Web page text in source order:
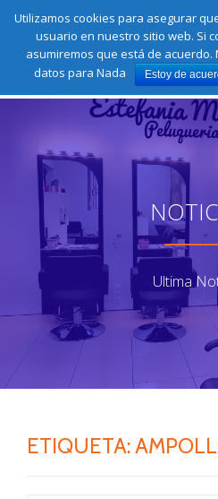
contenido
Llámamos:622 44 00 31
Ultima
ETIQUETA:
Utilizamos cookies para asegurar
usuario en nuestro sitio web. Si
asumiremos que está de acuerdo.
datos para Nada
Estoy de